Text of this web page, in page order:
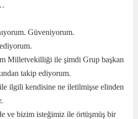
Güveniyorum.
Milletvekilliği ile şimdi Grup başkan
takip ediyorum.
ilgili kendisine ne iletilmişse elinden
ve bizim isteğimiz ile örtüşmüş bir